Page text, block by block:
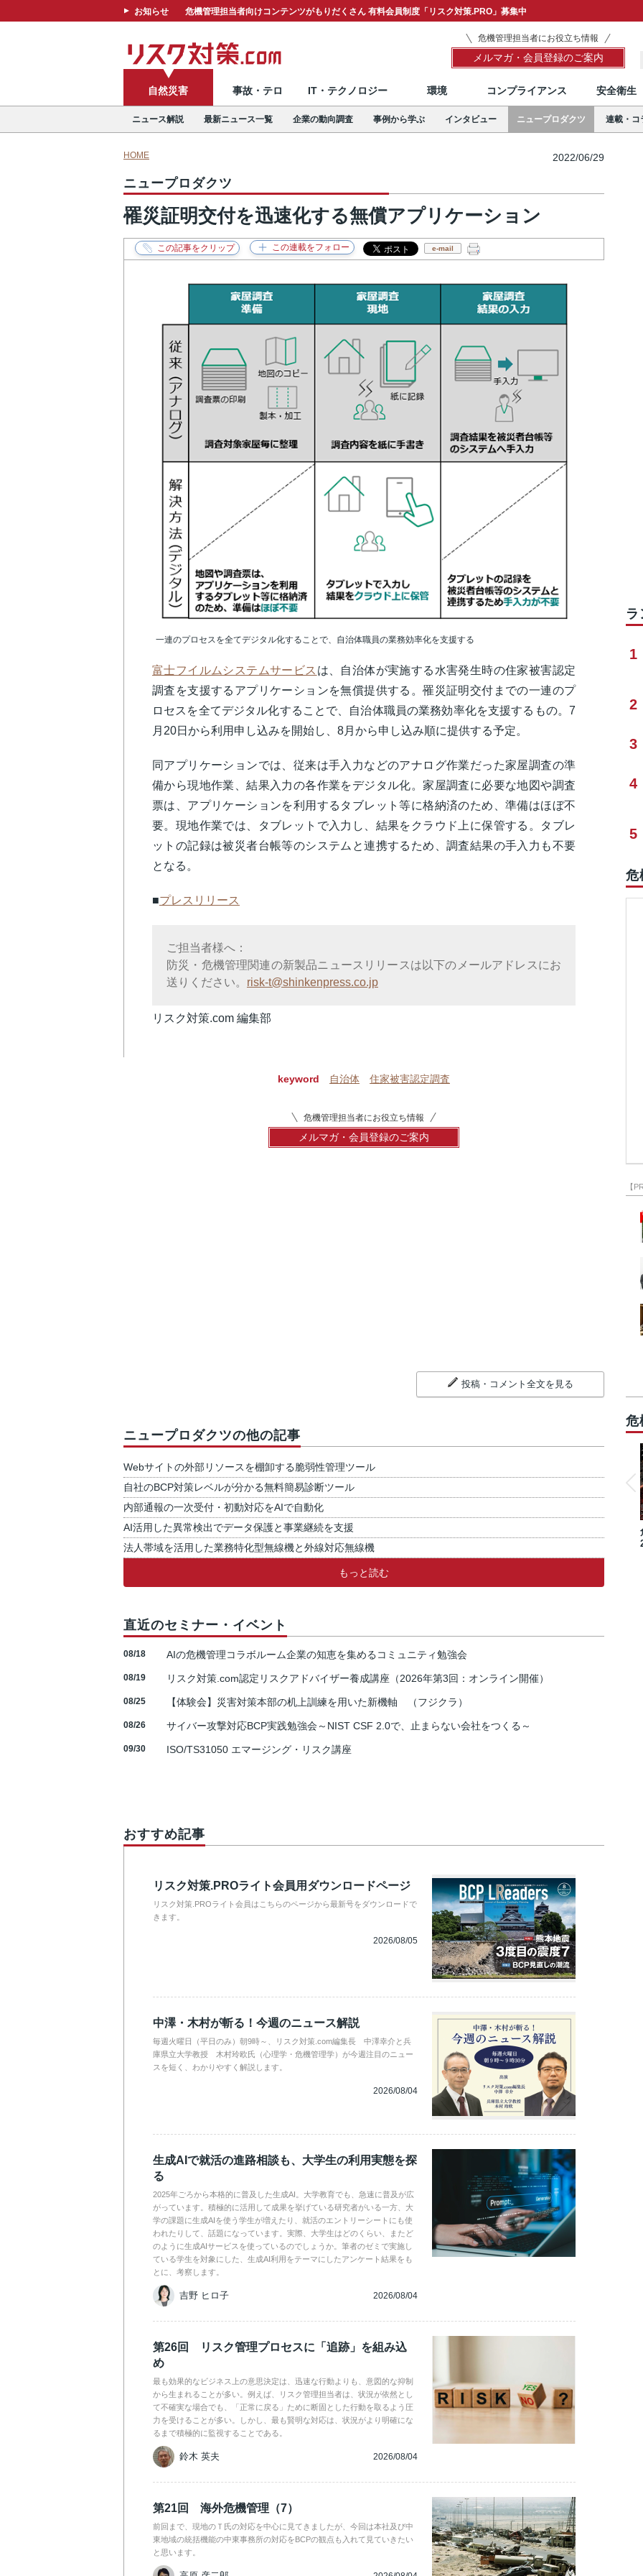
お知らせ 危機管理担当者向けコンテンツがもりだくさん 有料会員制度「リスク対策.PRO」募集中
危機管理担当者にお役立ち情報
メルマガ・会員登録のご案内
自然災害 事故・テロ IT・テクノロジー 環境 コンプライアンス 安全衛生
ニュース解説 最新ニュース一覧 企業の動向調査 事例から学ぶ インタビュー ニュープロダクツ 連載・コ
HOME 2022/06/29
ニュープロダクツ
罹災証明交付を迅速化する無償アプリケーション
e-mail
一連のプロセスを全てデジタル化することで、自治体職員の業務効率化を支援する
富士フイルムシステムサービス は、自治体が実施する水害発生時の住家被害認定
調査を支援するアプリケーションを無償提供する。罹災証明交付までの一連のプ
ロセスを全てデジタル化することで、自治体職員の業務効率化を支援するもの。7
月20日から利用申し込みを開始し、8月から申し込み順に提供する予定。
同アプリケーションでは、従来は手入力などのアナログ作業だった家屋調査の準
備から現地作業、結果入力の各作業をデジタル化。家屋調査に必要な地図や調査
票は、アプリケーションを利用するタブレット等に格納済のため、準備はほぼ不
要。現地作業では、タブレットで入力し、結果をクラウド上に保管する。タブレ
ットの記録は被災者台帳等のシステムと連携するため、調査結果の手入力も不要
となる。
■プレスリリース
ご担当者様へ：
防災・危機管理関連の新製品ニュースリリースは以下のメールアドレスにお
送りください。 risk-t@shinkenpress.co.jp
リスク対策.com 編集部
keyword 自治体 住家被害認定調査
危機管理担当者にお役立ち情報
メルマガ・会員登録のご案内
投稿・コメント全文を見る
ニュープロダクツの他の記事
Webサイトの外部リソースを棚卸する脆弱性管理ツール
自社のBCP対策レベルが分かる無料簡易診断ツール
内部通報の一次受付・初動対応をAIで自動化
AI活用した異常検出でデータ保護と事業継続を支援
法人帯域を活用した業務特化型無線機と外線対応無線機
もっと読む
直近のセミナー・イベント
08/18 AIの危機管理コラボルーム企業の知恵を集めるコミュニティ勉強会
08/19 リスク対策.com認定リスクアドバイザー養成講座（2026年第3回：オンライン開催）
08/25 【体験会】災害対策本部の机上訓練を用いた新機軸 （フジクラ）
08/26 サイバー攻撃対応BCP実践勉強会～NIST CSF 2.0で、止まらない会社をつくる～
09/30 ISO/TS31050 エマージング・リスク講座
おすすめ記事
リスク対策.PROライト会員用ダウンロードページ
リスク対策.PROライト会員はこちらのページから最新号をダウンロードで
きます。
2026/08/05
中澤・木村が斬る！今週のニュース解説
毎週火曜日（平日のみ）朝9時～、リスク対策.com編集長 中澤幸介と兵
庫県立大学教授 木村玲欧氏（心理学・危機管理学）が今週注目のニュー
スを短く、わかりやすく解説します。
2026/08/04
生成AIで就活の進路相談も、大学生の利用実態を探
る
2025年ごろから本格的に普及した生成AI。大学教育でも、急速に普及が広
がっています。積極的に活用して成果を挙げている研究者がいる一方、大
学の課題に生成AIを使う学生が増えたり、就活のエントリーシートにも使
われたりして、話題になっています。実際、大学生はどのくらい、またど
のように生成AIサービスを使っているのでしょうか。筆者のゼミで実施し
ている学生を対象にした、生成AI利用をテーマにしたアンケート結果をも
とに、考察します。
吉野 ヒロ子 2026/08/04
第26回 リスク管理プロセスに「追跡」を組み込
め
最も効果的なビジネス上の意思決定は、迅速な行動よりも、意図的な抑制
から生まれることが多い。例えば、リスク管理担当者は、状況が依然とし
て不確実な場合でも、「正常に戻る」ために断固とした行動を取るよう圧
力を受けることが多い。しかし、最も賢明な対応は、状況がより明確にな
るまで積極的に監視することである。
鈴木 英夫 2026/08/04
第21回 海外危機管理（7）
前回まで、現地のＴ氏の対応を中心に見てきましたが、今回は本社及び中
東地域の統括機能の中東事務所の対応をBCPの観点も入れて見ていきたい
と思います。
1
2
3
4
5
危
【
危